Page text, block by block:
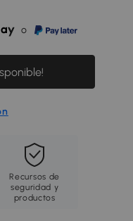
o
Recursos de
seguridad y
productos